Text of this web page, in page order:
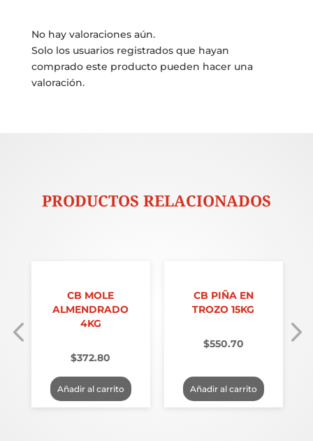
No hay valoraciones aún.
Solo los usuarios registrados que hayan
comprado este producto pueden hacer una
valoración.
PRODUCTOS RELACIONADOS
CB MOLE
ALMENDRADO
4KG
$372.80
Añadir al carrito
CB PIÑA EN
TROZO 15KG
$550.70
Añadir al carrito